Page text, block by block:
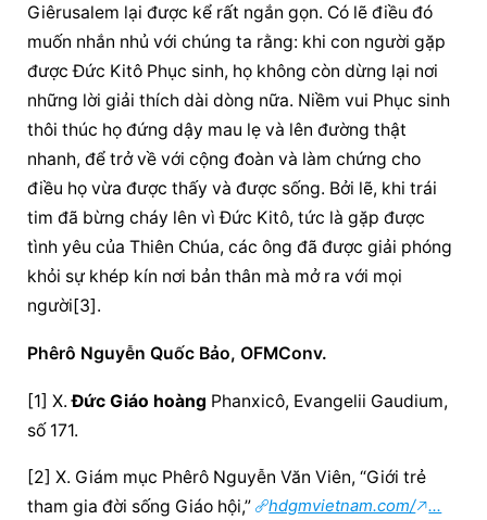
Giêrusalem lại được kể rất ngắn gọn. Có lẽ điều đó
muốn nhắn nhủ với chúng ta rằng: khi con người gặp
được Đức Kitô Phục sinh, họ không còn dừng lại nơi
những lời giải thích dài dòng nữa. Niềm vui Phục sinh
thôi thúc họ đứng dậy mau lẹ và lên đường thật
nhanh, để trở về với cộng đoàn và làm chứng cho
điều họ vừa được thấy và được sống. Bởi lẽ, khi trái
tim đã bừng cháy lên vì Đức Kitô, tức là gặp được
tình yêu của Thiên Chúa, các ông đã được giải phóng
khỏi sự khép kín nơi bản thân mà mở ra với mọi
người[3].
Phêrô Nguyễn Quốc Bảo, OFMConv.
[1] X. Đức Giáo hoàng Phanxicô, Evangelii Gaudium,
số 171.
[2] X. Giám mục Phêrô Nguyễn Văn Viên, “Giới trẻ
tham gia đời sống Giáo hội,”
hdgmvietnam.com/ ...